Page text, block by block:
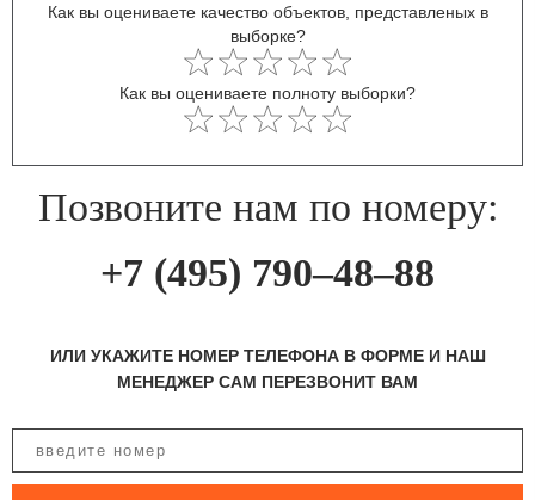
Как вы оцениваете качество объектов, представленых в
выборке?
Как вы оцениваете полноту выборки?
Позвоните нам по номеру:
+7 (495) 790–48–88
ИЛИ УКАЖИТЕ НОМЕР ТЕЛЕФОНА В ФОРМЕ И НАШ
МЕНЕДЖЕР САМ ПЕРЕЗВОНИТ ВАМ